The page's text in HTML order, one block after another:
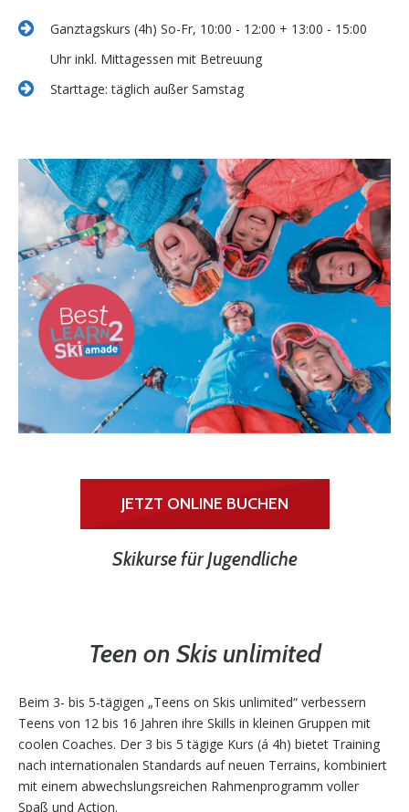
Ganztagskurs (4h) So-Fr, 10:00 - 12:00 + 13:00 - 15:00
Uhr inkl. Mittagessen mit Betreuung
Starttage: täglich außer Samstag
JETZT ONLINE BUCHEN
Skikurse für Jugendliche
Teen on Skis unlimited
Beim 3- bis 5-tägigen „Teens on Skis unlimited“ verbessern
Teens von 12 bis 16 Jahren ihre Skills in kleinen Gruppen mit
coolen Coaches. Der 3 bis 5 tägige Kurs (á 4h) bietet Training
nach internationalen Standards auf neuen Terrains, kombiniert
mit einem abwechslungsreichen Rahmenprogramm voller
Spaß und Action.